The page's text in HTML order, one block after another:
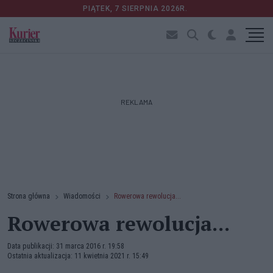
PIĄTEK, 7 SIERPNIA 2026R.
REKLAMA
Strona główna Wiadomości Rowerowa rewolucja...
Rowerowa rewolucja...
Data publikacji: 31 marca 2016 r. 19:58
Ostatnia aktualizacja: 11 kwietnia 2021 r. 15:49